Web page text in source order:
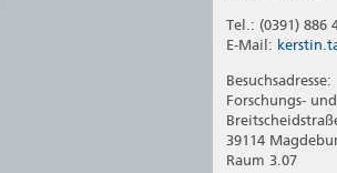
Tel.: (0391) 886
E-Mail:
Besuchsadresse:
Forschungs-
39114
Raum 3.07